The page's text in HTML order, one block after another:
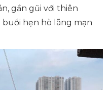
gần gũi với thiên
hẹn hò lãng mạn